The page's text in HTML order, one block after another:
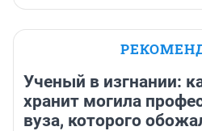
Ученый в изгнании:
хранит могила
вуза, которого